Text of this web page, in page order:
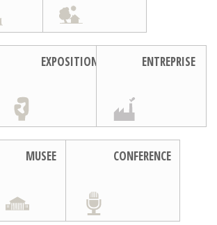
EXPOSITION ENTREPRISE
MUSEE CONFERENCE